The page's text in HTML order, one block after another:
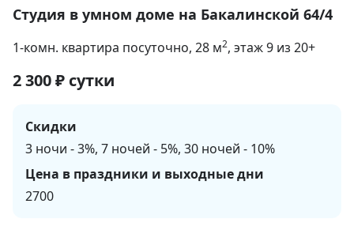
1
31
Студия в умном доме на Бакалинской 64/4
1-комн. квартира посуточно, 28 м2, этаж 9 из 20+
2 300₽ сутки
Скидки
3 ночи - 3%, 7 ночей - 5%, 30 ночей - 10%
Цена в праздники и выходные дни
2700